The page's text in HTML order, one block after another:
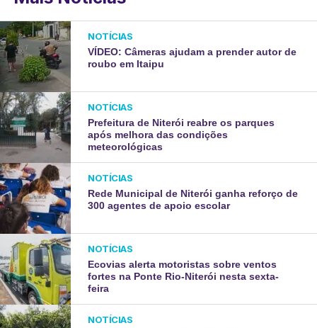
NOTÍCIAS
VÍDEO: Câmeras ajudam a prender autor de
roubo em Itaipu
NOTÍCIAS
Prefeitura de Niterói reabre os parques
após melhora das condições
meteorológicas
NOTÍCIAS
Rede Municipal de Niterói ganha reforço de
300 agentes de apoio escolar
NOTÍCIAS
Ecovias alerta motoristas sobre ventos
fortes na Ponte Rio-Niterói nesta sexta-
feira
NOTÍCIAS